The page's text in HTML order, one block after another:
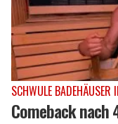
SCHWULE BADEHÄUSER
Comeback nach